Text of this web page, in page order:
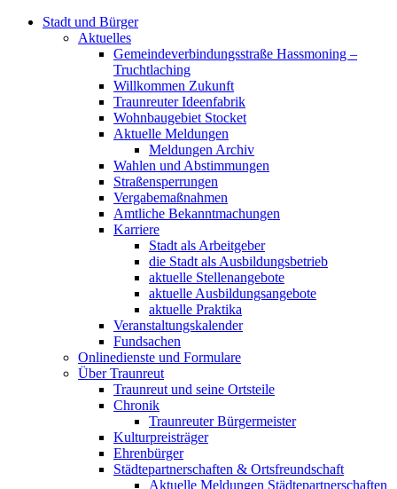
Stadt und Bürger
Aktuelles
Gemeindeverbindungsstraße Hassmoning –
Truchtlaching
Willkommen Zukunft
Traunreuter Ideenfabrik
Wohnbaugebiet Stocket
Aktuelle Meldungen
Meldungen Archiv
Wahlen und Abstimmungen
Straßensperrungen
Vergabemaßnahmen
Amtliche Bekanntmachungen
Karriere
Stadt als Arbeitgeber
die Stadt als Ausbildungsbetrieb
aktuelle Stellenangebote
aktuelle Ausbildungsangebote
aktuelle Praktika
Veranstaltungskalender
Fundsachen
Onlinedienste und Formulare
Über Traunreut
Traunreut und seine Ortsteile
Chronik
Traunreuter Bürgermeister
Kulturpreisträger
Ehrenbürger
Städtepartnerschaften & Ortsfreundschaft
Aktuelle Meldungen Städtepartnerschaften